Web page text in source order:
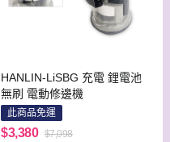
HANLIN-LiSBG 充電 鋰電池
無刷 電動修邊機
此商品免運
$3,380 $7,098